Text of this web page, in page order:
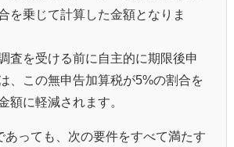
を乗じて計算した金額となりま
査を受ける前に自主的に期限後申
、この無申告加算税が5%の割合を
額に軽減されます。
あっても、次の要件をすべて満たす